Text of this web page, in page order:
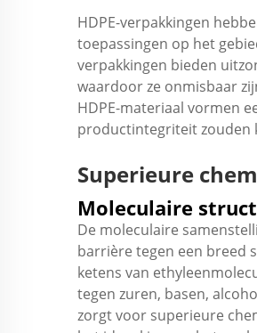
HDPE-verpakkingen
toepassingen op het
verpakkingen bieden
waardoor ze onmisbaar
HDPE-materiaal vormen
productintegriteit zouden
Superieure
Moleculaire
De moleculaire
barrière tegen een breed
ketens van
tegen zuren, basen,
zorgt voor superieure